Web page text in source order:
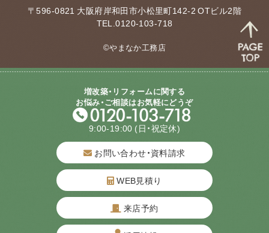
〒596-0821 大阪府岸和田市小松里町142-2 OTビル2階
TEL.0120-103-718
©やまなか工務店
増改築・リフォームに関する
お悩み・ご相談はお気軽にどうぞ
9:00-19:00 (日・祝定休)
お問い合わせ・資料請求
WEB見積り
来店予約